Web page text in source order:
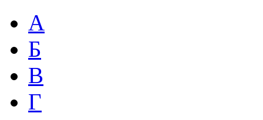
А
Б
В
Г